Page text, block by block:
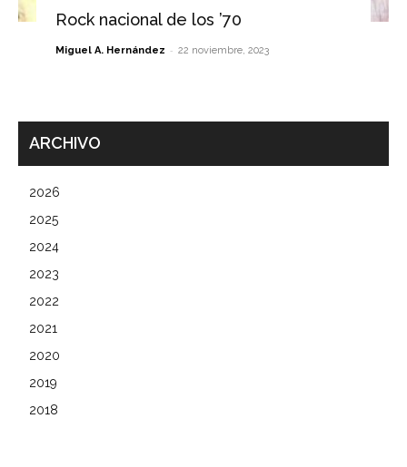
Rock nacional de los ’70
Miguel A. Hernández - 22 noviembre, 2023
ARCHIVO
2026
2025
2024
2023
2022
2021
2020
2019
2018